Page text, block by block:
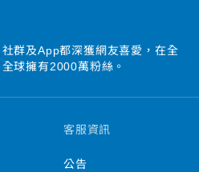
群及App都深獲網友喜愛，在全
球擁有2000萬粉絲。
客服資訊
公告